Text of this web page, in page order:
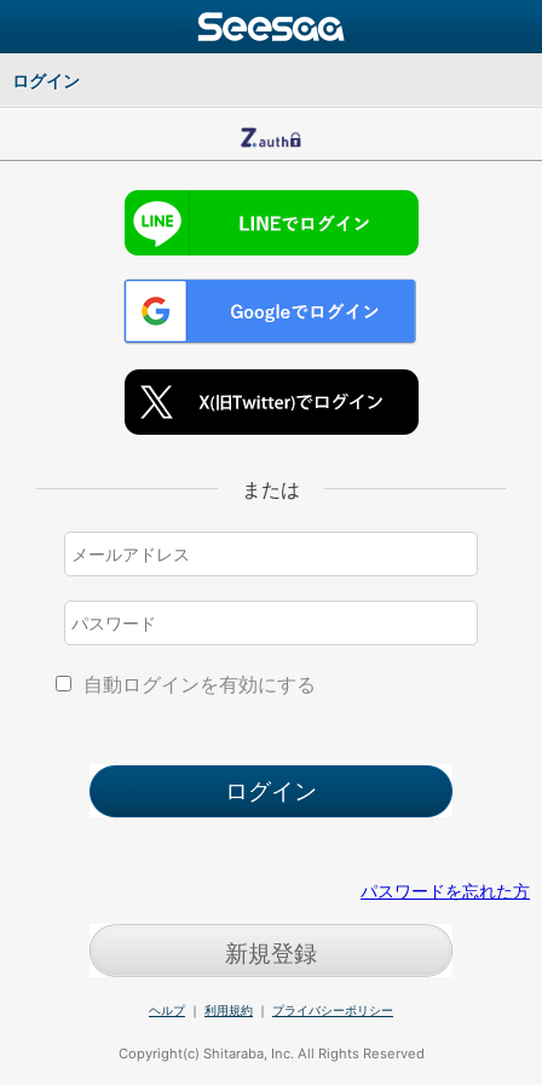
ログイン
または
自動ログインを有効にする
パスワードを忘れた方
新規登録
ヘルプ｜ 利用規約 ｜ プライバシーポリシー
Copyright(c) Shitaraba, Inc. All Rights Reserved